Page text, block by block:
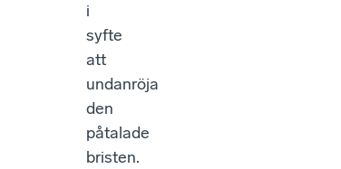
i
syfte
att
undanröja
den
påtalade
bristen.